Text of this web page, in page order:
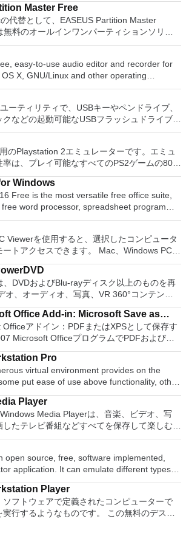
Master Free
代替として、EASEUS Partition Master
料のオールインワンパーティションソリュ
ディスク管理ユーティリティです。パーティシ
システムドライブ用）、ディスク領域の管
GUIDパーティションテーブル（GPT）ディス
不足の問題の解決を可能にします。 パーテ
ズ変更/移動システムドライブを拡張するディ
ョンをコピーパーティションをマージ分割パ
領域を再分配するダイナミックディスクの変
ンを回復する
easy-to-use audio editor and recorder for
X, GNU/Linux and other operating
to: Record live audio. Convert
into digital recordings or CDs. Edit Ogg
sound files. Cut, copy, splice or mix
Add new effects with LADSPA plug-ins. And more!
ーティリティで、USBキーやペンドライブ、
クなどの起動可能なUSBフラッシュドライブを
きます。 Rufusは、次のシナリオで
ストールメディアを作成する必要がある場
要がある場合。 低レベルのユーティリティ
は次の* ISOで動作しま
Archbang、BartPE / pebuilder、CentOS、
、Fedora、FreeDOS、Gentoo、
Boot CD、LiveXP、Knoppix、
Mint、NT Password Registry Editor、
Magic、Slackware、Tails、Trinity
、Ultimate Boot CD、Windows XP（SP2
Server 2003 R2、Windows Vista、
ストは完全ではありませ
語、セシュティナ、ダンスク、ドイツ語、英
フランス語、フルバツキー、イタリア語、ラ
エトゥビウ、マジャール、オランダ、ノルス
ポルトガル、ポルトガル、スロヴェンスキー、
スロヴェンスキーSrpski、Suomi、
。
のPlaystation 2エミュレーターです。エミュ
は、プレイ可能なすべてのPS2ゲームの80％
ます。かなり強力なコンピューターを所有して
は優れたエミュレーターです。また、この
はローエンドコンピューターのサポートも提
2コンソールのすべての所有者は、
見ることができます。 PCSX2エミュレ
ると、PS2コントローラーを使用して、本物の
ン体験をシミュレートできます。このアプリ
、ディスクからゲームを直接実行することも、
からISOイメージとして実行することもできま
す。 Savestates：ボタンを1つ
ームの現在の「状態」を保存できます。 無制
ード：好きなだけメモリーカードを保存でき、
での単一の物理カードに制限されなくなりま
グラフィックス：PCSX2を使用すると、
HDでゲームをプレイできます。 全体とし
でエミュレートでき、Windowsとエミュレ
ることができます。欠点は、高速ゲームに苦
ーズまたはクラッシュすることです。* PCSX2
、コンソールから抽出できるPlaystation 2
。
Windows
Free is the most versatile free office suite,
word processor, spreadsheet program
maker. With these three programs you will
with any office related tasks. WPS
has multiple language support for English,
Spanish, Portuguese,Russian and Polish
between languages requires only a
features, such as the paragraph
and multiple tabbed feature. It also has a PDF
check and word count feature. WPS Office
supports switching language UI,File
templates. Key features include:
word processor. Presentation Multimedia
Spreadsheets Powerful tool for data
analysis. 100% compatible with MS Office
(.docx, .pptx, .xlsx, etc.). Thousands of
Android). WPS Cloud Storage included.
suite, WPS Office 2016 Free comes with
features, including a useful a paragraph
int he Writer program. It has an Office to PDF
spell checking and word count features.
neat tools such as the Watermark in
converting PowerPoint to Word document
The Writer program is a versatile word
program is an easy to use and
maker that helps you to create impressive
Viewerを使用すると、選択したコンピュータ
トアクセスできます。 Mac、Windows PC、
ン、世界中のどこからでも。 VNC Viewerを
ピューターのデスクトップを表示したり、コ
に直接座っているかのようにマウスとキーボ
Viewerは、インストールと
。制御したいデバイスでインストーラーを実行
ください。オプションで、Windowsでのリ
可能なMSIがあります。デスクトッププラッ
Viewerをインストールする権限がない場合
ロンオプションを選択する必要があります。
おりです。 クラウドサービスを介してVNC
ているコンピューターに接続します。 Apple
（ARD）などのサードパーティ製のVNC互換
行しているコンピューターに直接接続しま
でVNC Viewerにサインインして、すべてのデ
バックアップおよび同期します。 仮想キー
す。 Bluetoothキーボードのサポ
ジョンがあります。 制御する必要のあるマシ
のWebサイトにアクセスして、各コンピ
Connectをダウンロードするだけです。次
カウントの資格情報を使用して、ローカルマ
にサインインします。そこから、コンピュ
、DVDおよびBlu-rayディスク以上のものを再
オ、オーディオ、写真、VR 360°コンテン
やVimeoにとっても、PowerDVD18は重
の仲間です。 Ultra HD HDR TVとサ
ドシステムの可能性を解き放ち、360°ビデオ
クションへのアクセスで仮想世界に没頭する
ップトップでの比類のない再生サポートと独
、どこにいても簡単にリラックスできます。
向けに最適化 Ultra HD
/ H.265およびHDR10コンテンツをサポー
で21：9モニターで2.35：1の映画を見る常時
でYouTubeライブを見る YouTubeおよび
および360ビデオを再生 VRエクスペリエンス
Mixed Realityヘッドセット、HTC、VIVE、
をサポート Fire TVとキャストのサポート
トライアルです。
Office Add-in: Microsoft Save as
アドイン：PDFまたはXPSとして保存す
Microsoft OfficeプログラムでPDFおよび
スポートして保存できます。このツールを使用
プログラムのサブセットでPDF形式および
メール添付ファイルとして送信することもでき
能はプログラムによって異なります）。 この
、次のOfficeプログラムで動作します。
Microsoft Office Excel 2007。
。 Microsoft Office OneNote
ラムのこの
PDFまたはXPSアドインは、2007 Microsoft
フトウェアの補足条項であり、2007 Microsoft
トウェアのライセンス条項の対象となりま
件：サポートされているオペレーティングシ
Server 2003、Windows Vista、Windows
Pro
virtual environment provides on the
put ease of use above functionality, other
above stability. VMware Workstation Pro is
the fastest and the most reliable app when
a new OS, or new software apps and
and safe virtualized environment. Key
10* and
VMware Compatibility - Create one; Run
software. vSphere and vCloud Air
and drop VMs between environments.
VMs - Protection and performance
Expiring Virtual Machines - Time-limited
Latest Hardware Support - Broadwell and
Enterprise Quality Virtual Machines -
Player
Media Playerは、音楽、ビデオ、写
たテレビ番組などすべてを保存して楽しむ最
しています。 再生、表示、外出先で楽しむた
デバイスとの同期、さらには家中のデバイス
所で行えます。 シンプルなデザイン -
外観でデジタル エンターテイメントを楽しめ
音楽をより多く - デジタル音楽体験がさらに
。 エンターテイメントをすべて1つの場所に -
真、録画したテレビ番組をすべて保存して楽
でも楽しめる - どこにいても音楽、ビデオ、
open source, free, software implemented,
It can emulate different types of
from DEC VT100 to DEC VT382, and it
& 2 and serial port connections. It also
scripting language and some other useful
Player
ソフトウェアで定義されたコンピューターで
行するようなものです。 この無料のデスク